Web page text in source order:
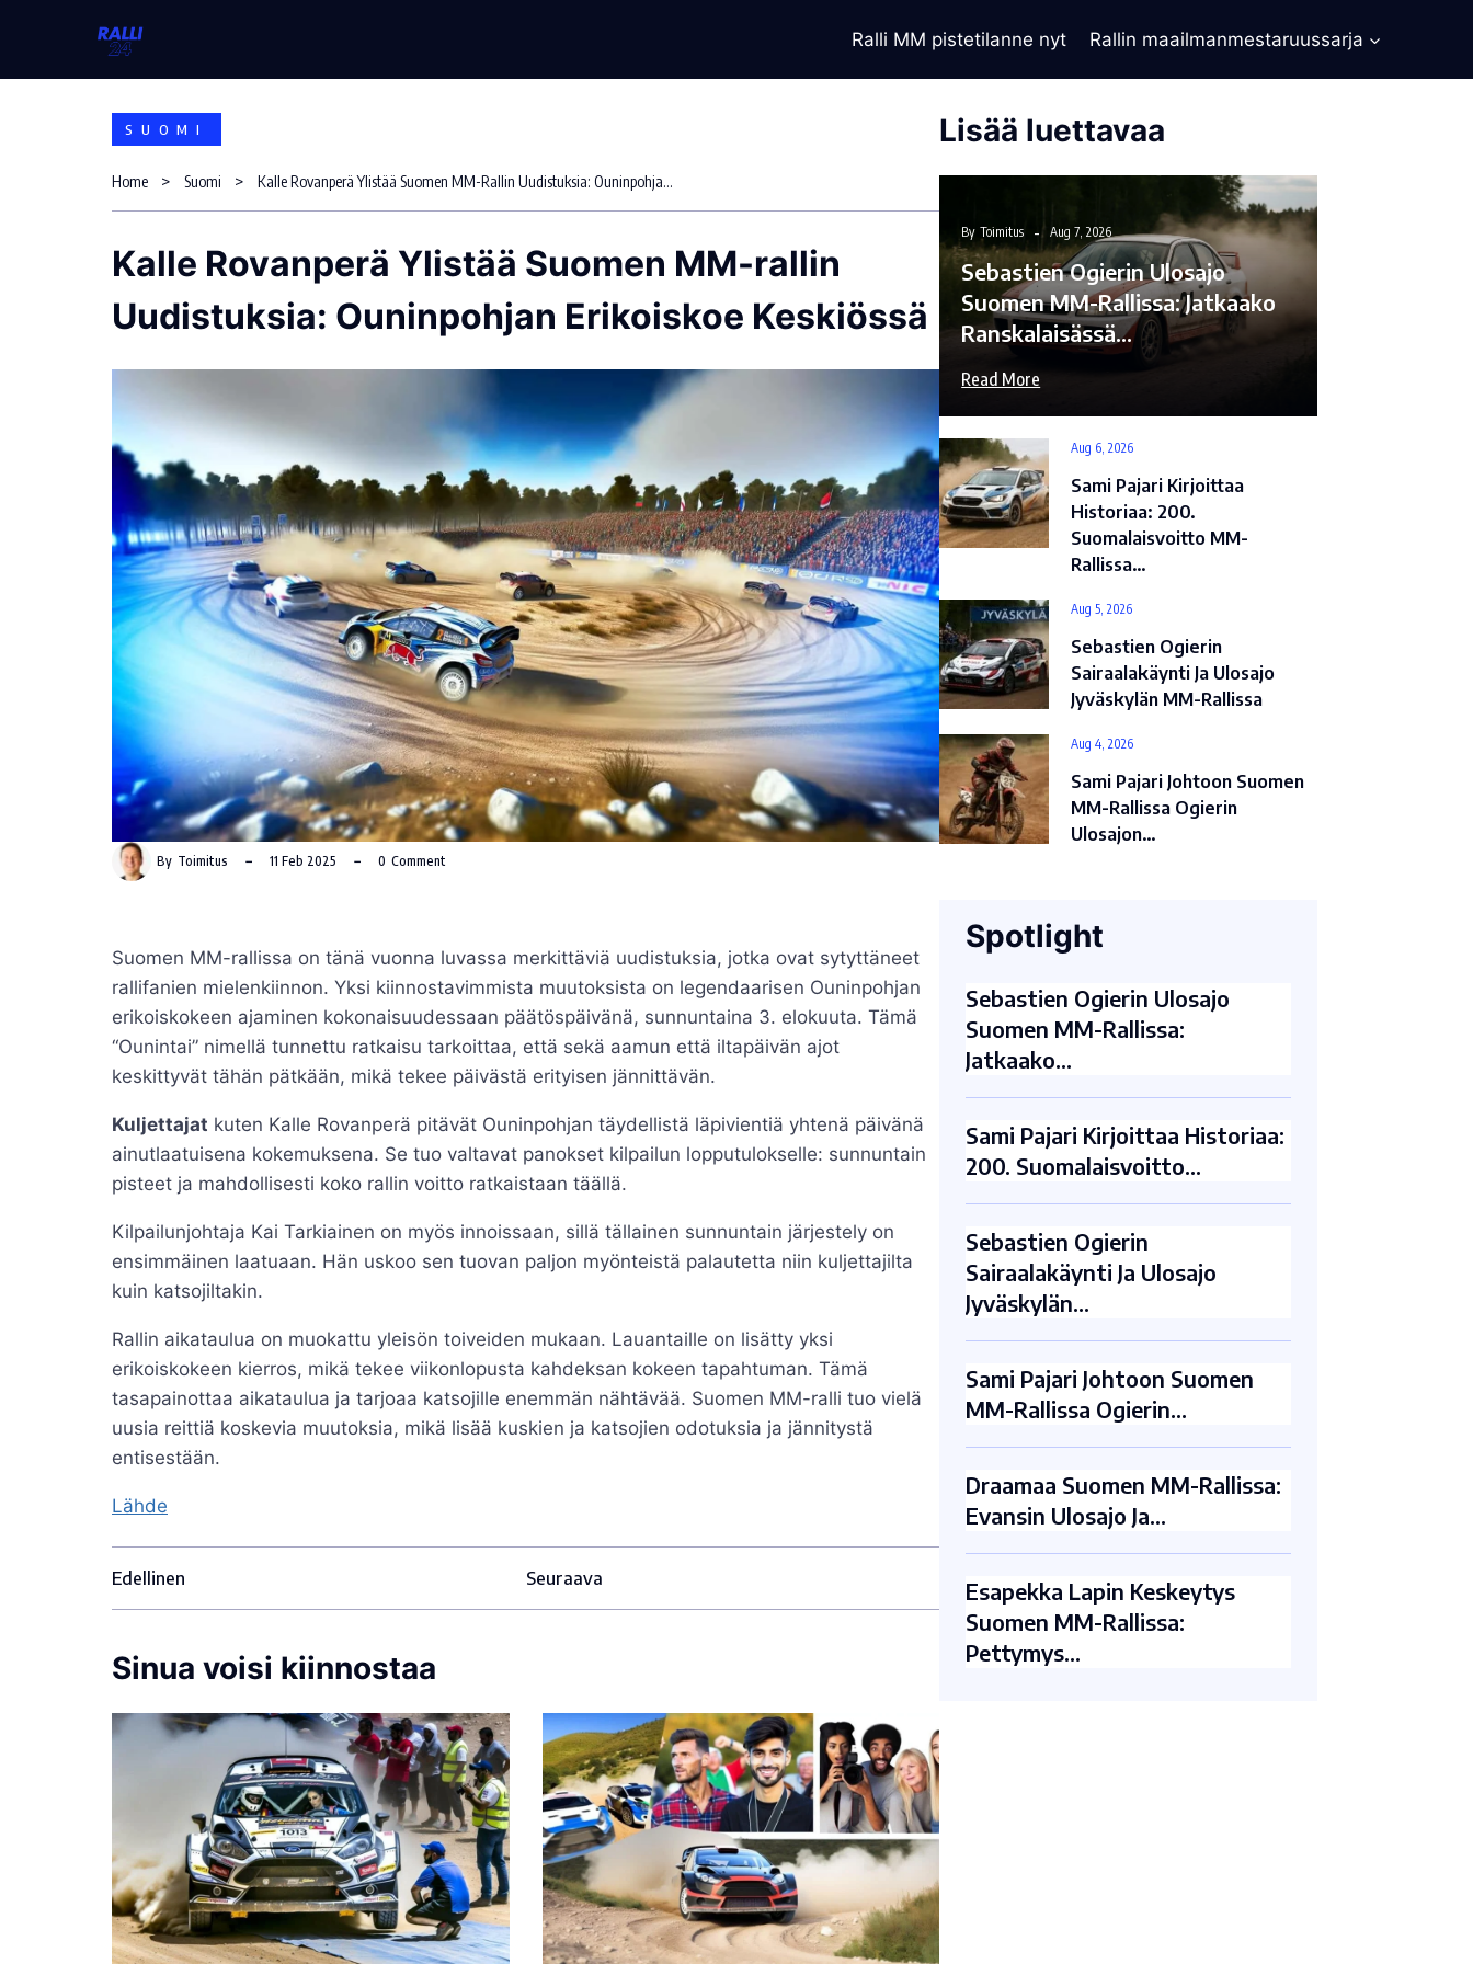
Ralli MM pistetilanne nyt Rallin maailmanmestaruussarja
SUOMI
Home Suomi Kalle Rovanperä Ylistää Suomen MM-Rallin Uudistuksia: Ouninpohjan Erikoiskoe Keskiössä
Kalle Rovanperä Ylistää Suomen MM-rallin
Uudistuksia: Ouninpohjan Erikoiskoe Keskiössä
By Toimitus 11 Feb 2025 0 Comment
Suomen MM-rallissa on tänä vuonna luvassa merkittäviä uudistuksia, jotka ovat sytyttäneet
rallifanien mielenkiinnon. Yksi kiinnostavimmista muutoksista on legendaarisen Ouninpohjan
erikoiskokeen ajaminen kokonaisuudessaan päätöspäivänä, sunnuntaina 3. elokuuta. Tämä
“Ounintai” nimellä tunnettu ratkaisu tarkoittaa, että sekä aamun että iltapäivän ajot
keskittyvät tähän pätkään, mikä tekee päivästä erityisen jännittävän.
Kuljettajat kuten Kalle Rovanperä pitävät Ouninpohjan täydellistä läpivientiä yhtenä päivänä
ainutlaatuisena kokemuksena. Se tuo valtavat panokset kilpailun lopputulokselle: sunnuntain
pisteet ja mahdollisesti koko rallin voitto ratkaistaan täällä.
Kilpailunjohtaja Kai Tarkiainen on myös innoissaan, sillä tällainen sunnuntain järjestely on
ensimmäinen laatuaan. Hän uskoo sen tuovan paljon myönteistä palautetta niin kuljettajilta
kuin katsojiltakin.
Rallin aikataulua on muokattu yleisön toiveiden mukaan. Lauantaille on lisätty yksi
erikoiskokeen kierros, mikä tekee viikonlopusta kahdeksan kokeen tapahtuman. Tämä
tasapainottaa aikataulua ja tarjoaa katsojille enemmän nähtävää. Suomen MM-ralli tuo vielä
uusia reittiä koskevia muutoksia, mikä lisää kuskien ja katsojien odotuksia ja jännitystä
entisestään.
Lähde
Edellinen Seuraava
Sinua voisi kiinnostaa
Lisää luettavaa
By Toimitus Aug 7, 2026
Sebastien Ogierin Ulosajo
Suomen MM-Rallissa: Jatkaako
Ranskalaisässä…
Read More
Aug 6, 2026
Sami Pajari Kirjoittaa
Historiaa: 200.
Suomalaisvoitto MM-
Rallissa…
Aug 5, 2026
Sebastien Ogierin
Sairaalakäynti Ja Ulosajo
Jyväskylän MM-Rallissa
Aug 4, 2026
Sami Pajari Johtoon Suomen
MM-Rallissa Ogierin
Ulosajon…
Spotlight
Sebastien Ogierin Ulosajo
Suomen MM-Rallissa:
Jatkaako…
Sami Pajari Kirjoittaa Historiaa:
200. Suomalaisvoitto…
Sebastien Ogierin
Sairaalakäynti Ja Ulosajo
Jyväskylän…
Sami Pajari Johtoon Suomen
MM-Rallissa Ogierin…
Draamaa Suomen MM-Rallissa:
Evansin Ulosajo Ja…
Esapekka Lapin Keskeytys
Suomen MM-Rallissa:
Pettymys…